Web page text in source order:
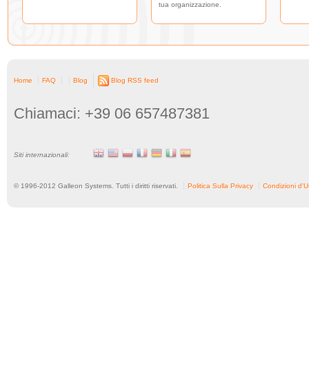
tua organizzazione.
Home FAQ Blog Blog RSS feed
Chiamaci: +39 06 657487381
Siti internazionali:
© 1996-2012 Galleon Systems. Tutti i diritti riservati. Politica Sulla Privacy Condizioni